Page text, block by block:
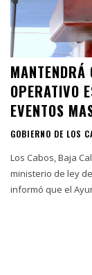
MANTENDRÁ
OPERATIVO
EVENTOS
GOBIERNO DE LOS
Los Cabos, Baja
ministerio de ley
informó que el